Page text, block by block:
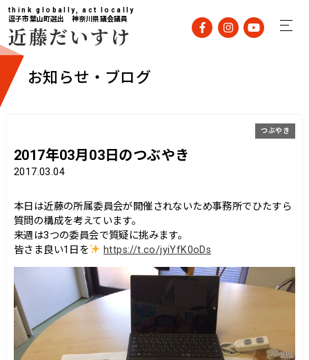
think globally, act locally
逗子市葉山町選出 神奈川県議会議員
近藤だいすけ
お知らせ・ブログ
2017年03月03日のつぶやき
2017.03.04
つぶやき
本日は近藤の所属委員会が開催されないため事務所でひたすら
質問の構成を考えています。
来週は3つの委員会で質疑に挑みます。
皆さま良い1日を
https://t.co/jyiYfK0oDs